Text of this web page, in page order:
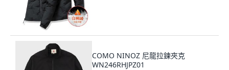
COMO NINOZ 尼龍拉鍊夾克
WN246RHJPZ01